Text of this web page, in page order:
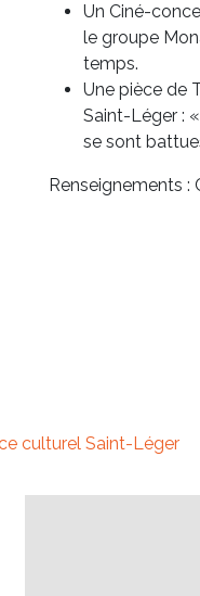
Un Ciné-
le groupe
temps.
Une pièce de
Saint-Léger :
se sont
Renseignements :
culturel Saint-Léger